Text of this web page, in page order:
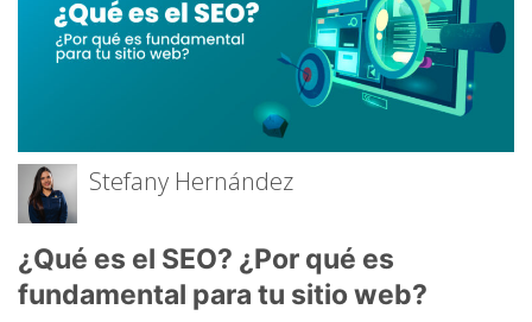
Stefany Hernández
¿Qué es el SEO? ¿Por qué es
fundamental para tu sitio web?